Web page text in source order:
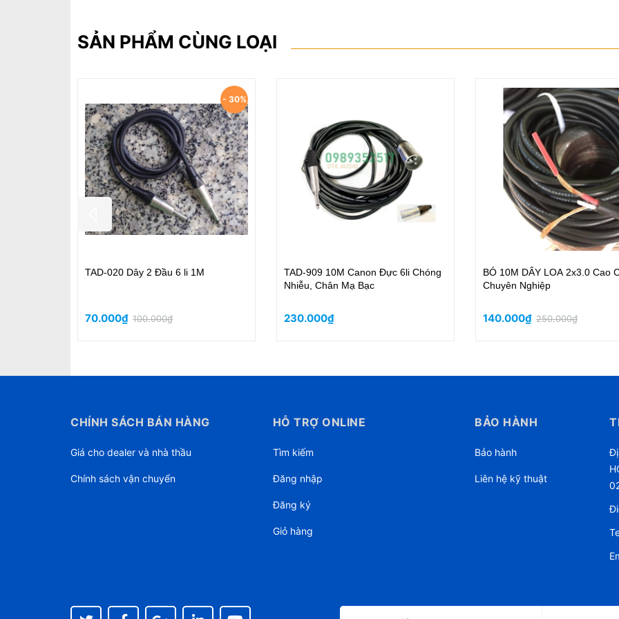
SẢN PHẨM CÙNG LOẠI
TAD-02 Dây Micro 6.3mm & XLR
170.000₫
TAD-056 Dây Canon 1M, Jack Lidge
Chân Mạ Bạc
70.000₫105.000₫
MS06 - Bó 6M Dây Loa 1.5x2
100% Dàn Hifi & Karaoke
126.000₫
CHÍNH SÁCH BÁN HÀNG
Giá cho dealer và nhà thầu
Chính sách vận chuyển
HỖ TRỢ ONLINE
Tìm kiếm
Đăng nhập
Đăng ký
Giỏ hàng
BẢO HÀNH
Bảo hành
Liên hệ kỹ thuật